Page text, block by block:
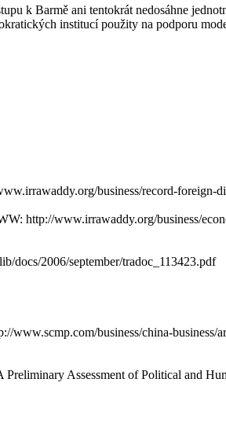
k Barmě ani tentokrát nedosáhne
institucí použity na podporu
business/record-foreign-
http://www.irrawaddy.org/business/
docs/2006/september/tradoc_113423.pdf
business/china-business/
Assessment of Political and